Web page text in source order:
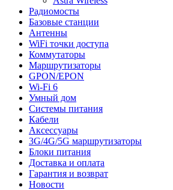
Радиомосты
Базовые станции
Антенны
WiFi точки доступа
Коммутаторы
Маршрутизаторы
GPON/EPON
Wi-Fi 6
Умный дом
Системы питания
Кабели
Аксессуары
3G/4G/5G маршрутизаторы
Блоки питания
Доставка и оплата
Гарантия и возврат
Новости